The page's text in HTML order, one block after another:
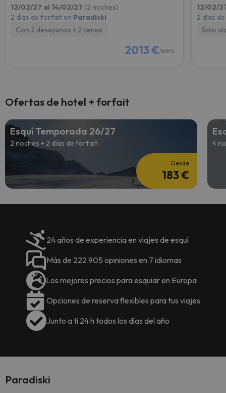
12/02/27 al 14/02/27 (2 noches)
2 días de forfait en Paradiski
Con 2 desayunos + 2 cenas
2013 €/pers.
12/02/
2 días
Solo
Ofertas de hotel + forfait
Esquí Temporada 26/27
2 noches + 2 días de forfait
Desde
183 €
4
24 años de experiencia en viajes de esquí
Más de 222.905 opiniones en 7 idiomas
Los mejores precios para esquiar en Europa
Opciones de reserva flexibles para tus viajes
Junto a ti 24 h todos los días del año
Paradiski